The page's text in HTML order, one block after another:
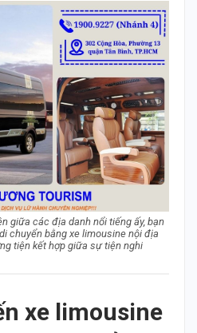
giữa các địa danh nổi tiếng ấy, bạn
chuyển bằng xe limousine nội địa
tiện kết hợp giữa sự tiện nghi
xe limousine